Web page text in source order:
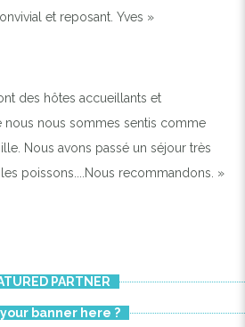
et reposant. Yves »
des hôtes accueillants et
nous nous sommes sentis comme
Nous avons passé un séjour très
poissons....Nous recommandons. »
PARTNER
banner here ?